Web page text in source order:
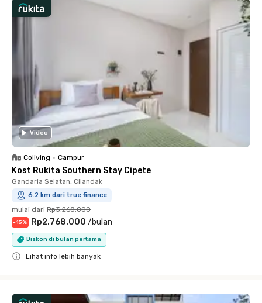
Video
Coliving • Campur
Kost Rukita Southern Stay Cipete
Gandaria Selatan, Cilandak
6.2 km dari true finance
mulai dari Rp3.268.000
-15% Rp2.768.000 /bulan
Diskon di bulan pertama
Lihat info lebih banyak